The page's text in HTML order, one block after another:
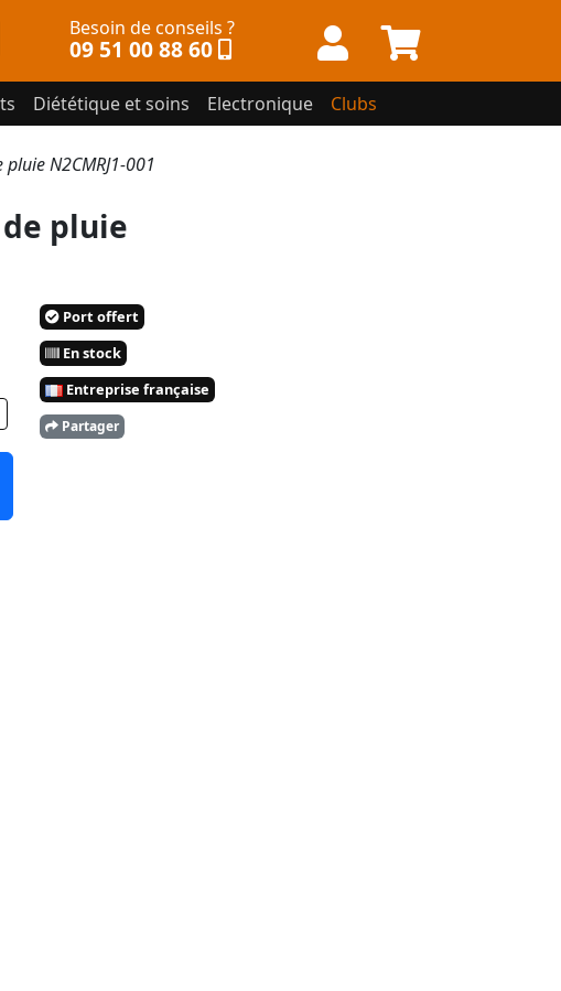
Besoin de conseils ?
09 51 00 88 60
Diététique et soins Electronique Clubs
pluie N2CMRJ1-001
de pluie
Port offert
En stock
Entreprise française
Partager